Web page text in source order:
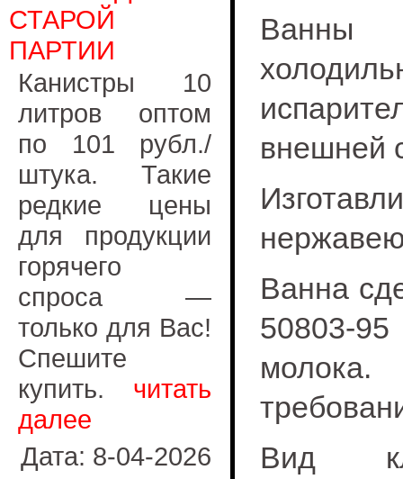
СТАРОЙ
ПАРТИИ
Канистры 10
литров оптом
по 101 рубл./
штука. Такие
редкие цены
для продукции
горячего
спроса —
только для Вас!
Спешите
купить. читать
далее
Дата: 8-04-2026
Ванны
внешней
Ванна
50803-
Вид